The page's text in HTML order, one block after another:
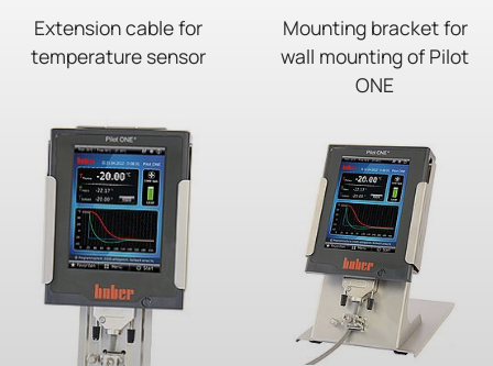
Extension cable for
temperature sensor
Mounting bracket for
wall mounting of Pilot
ONE